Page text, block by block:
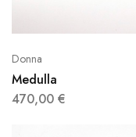
Donna
Medulla
470,00 €